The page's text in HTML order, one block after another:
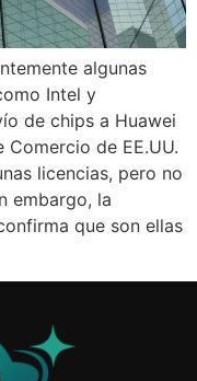
algunas
Intel y
de chips a Huawei
de EE.UU.
licencias, pero no
embargo, la
que son ellas